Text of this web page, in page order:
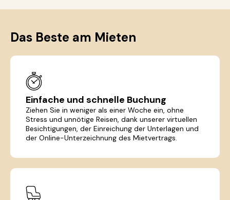
Das Beste am Mieten
Einfache und schnelle Buchung
Ziehen Sie in weniger als einer Woche ein, ohne
Stress und unnötige Reisen, dank unserer virtuellen
Besichtigungen, der Einreichung der Unterlagen und
der Online-Unterzeichnung des Mietvertrags.